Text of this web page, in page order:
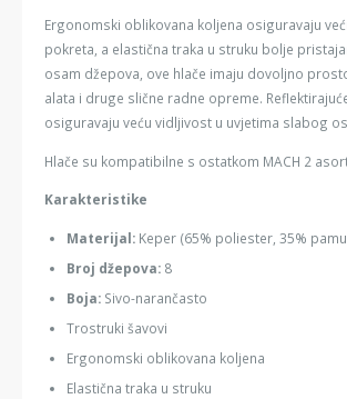
Ergonomski oblikovana koljena osiguravaju
pokreta, a elastična traka u struku bolje
osam džepova, ove hlače imaju dovoljno
alata i druge slične radne opreme.
osiguravaju veću vidljivost u uvjetima slabog
Hlače su kompatibilne s ostatkom MACH 2
Karakteristike
Materijal: Keper (65% poliester, 35%
Broj džepova: 8
Boja: Sivo-narančasto
Trostruki šavovi
Ergonomski oblikovana koljena
Elastična traka u struku